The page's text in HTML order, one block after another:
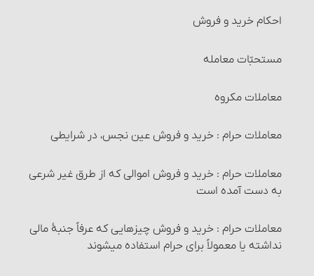
احکام خرید و فروش‏
مستحبّات معامله
معاملات مکروه
معاملات حرام‏ : خرید و فروش عین نجس، در شرایطی
معاملات حرام‏ : خرید و فروش اموالی که از طرق غیر شرعی
به دست آمده است
معاملات حرام‏ : خرید و فروش چیزهایی که عرفاً جنبۀ مالی
نداشته یا معمولاً برای حرام استفاده می‏شوند